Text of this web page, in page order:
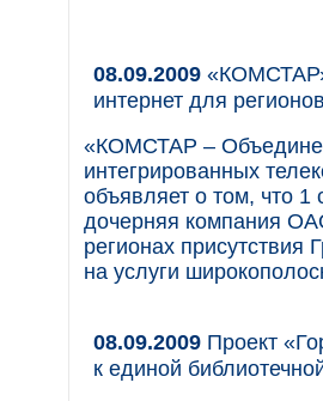
08.09.2009
интернет для
«КОМСТАР –
интегрированных
объявляет о том, что
дочерняя компания
регионах присутствия
на услуги
08.09.2009 Проект
к единой